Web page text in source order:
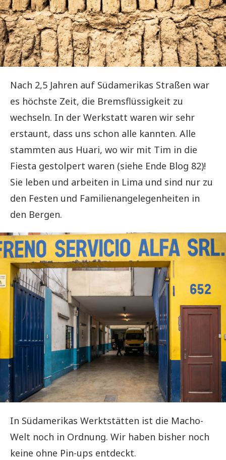
Nach 2,5 Jahren auf Südamerikas Straßen war
es höchste Zeit, die Bremsflüssigkeit zu
wechseln. In der Werkstatt waren wir sehr
erstaunt, dass uns schon alle kannten. Alle
stammten aus Huari, wo wir mit Tim in die
Fiesta gestolpert waren (siehe Ende Blog 82)!
Sie leben und arbeiten in Lima und sind nur zu
den Festen und Familienangelegenheiten in
den Bergen.
In Südamerikas Werktstätten ist die Macho-
Welt noch in Ordnung. Wir haben bisher noch
keine ohne Pin-ups entdeckt.